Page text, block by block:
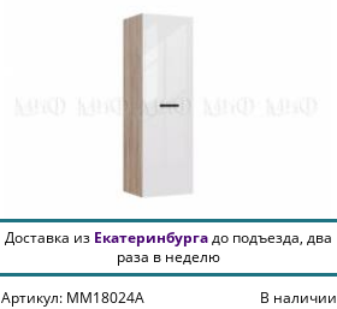
Доставка из Екатеринбургадо подъезда, два
раза в неделю
Артикул: MM18024A
В наличии